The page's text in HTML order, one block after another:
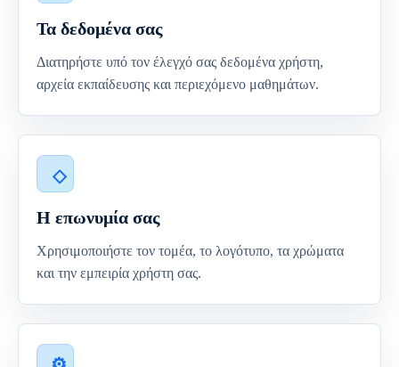
Τα δεδομένα σας
Διατηρήστε υπό τον έλεγχό σας δεδομένα χρήστη,
αρχεία εκπαίδευσης και περιεχόμενο μαθημάτων.
Η επωνυμία σας
Χρησιμοποιήστε τον τομέα, το λογότυπο, τα χρώματα
και την εμπειρία χρήστη σας.